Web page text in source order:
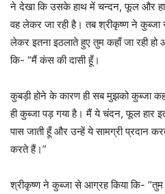
ने देखा कि उसके हाथ में चन्दन, फूल और
वह लेकर जा रही है। तब श्रीकृष्ण ने
लेकर इतना इठलाते हुए तुम कहाँ जा रही हो
कि- “मैं कंस की दासी हूँ।
कुबड़ी होने के कारण ही सब मुझको कुब्जा
ही कुब्जा पड़ गया है। मैं ये चंदन, फूल हार
पास जाती हूँ और उन्हें ये सामग्री प्रदान
करते हैं।”
श्रीकृष्ण ने कुब्जा से आग्रह किया कि-